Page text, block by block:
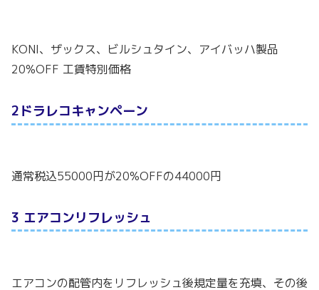
KONI、ザックス、ビルシュタイン、アイバッハ製品
20%OFF 工賃特別価格
2ドラレコキャンペーン
通常税込55000円が20%OFFの44000円
3 エアコンリフレッシュ
エアコンの配管内をリフレッシュ後規定量を充填、その後